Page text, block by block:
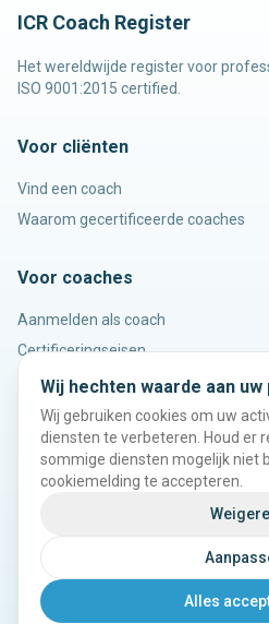
ICR Coach Register
Het wereldwijde register voor
ISO 9001:2015 certified.
Voor cliënten
Vind een coach
Waarom gecertificeerde coaches
Voor coaches
Aanmelden als coach
Certificeringseisen
Juridisch & contact
Juridische documenten / Algemene
Contact & ondersteuning
ICR Coach Register.
Wij hechten waarde aan uw
Wij gebruiken cookies om uw
diensten te verbeteren. Houd er
sommige diensten mogelijk niet
cookiemelding te accepteren.
Alles